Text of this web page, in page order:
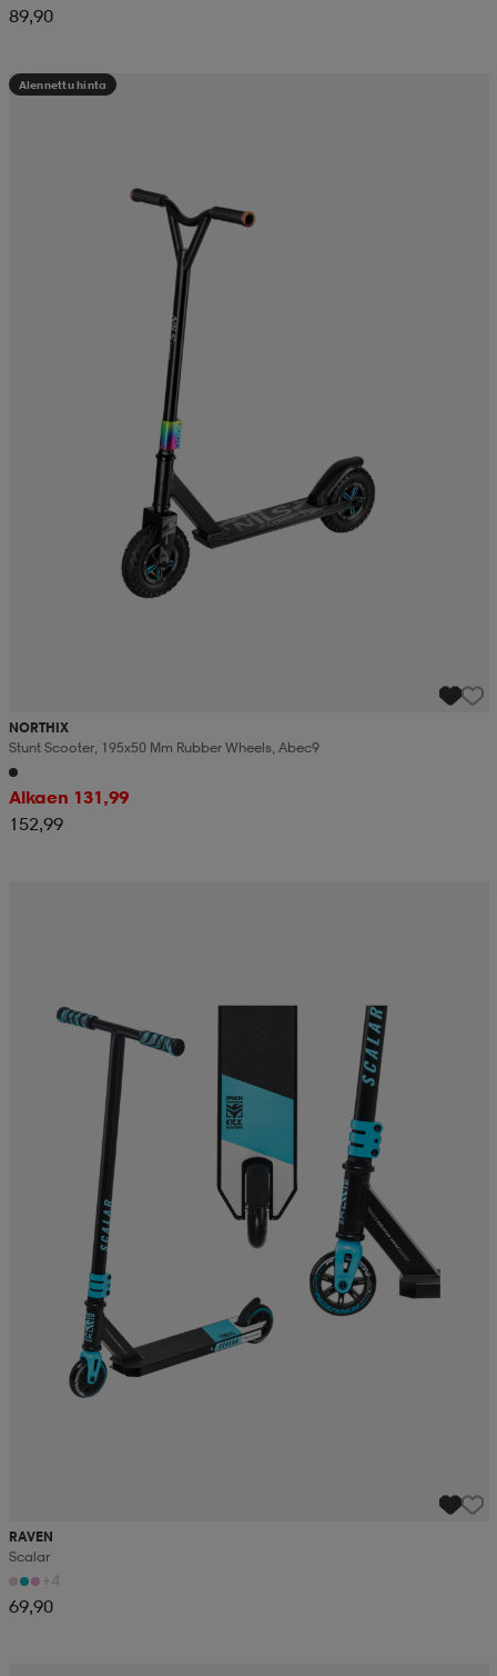
89,90
Alennettu hinta
NORTHIX
Stunt Scooter, 195x50 Mm Rubber Wheels, Abec9
Alkaen 131,99
152,99
RAVEN
Scalar
+4
69,90